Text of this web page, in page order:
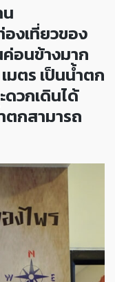
งเที่ยวของ
อนข้างมาก
มตร เป็นน้ำตก
ดวกเดินได้
ตกสามารถ